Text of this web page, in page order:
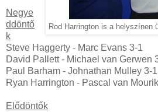
Rod Harrington is a helyszínen
Negye
ddöntő
k
Steve Haggerty - Marc Evans 3-1
David Pallett - Michael van Gerwen
Paul Barham - Johnathan Mulley 3-1
Ryan Harrington - Pascal van
Elődöntők